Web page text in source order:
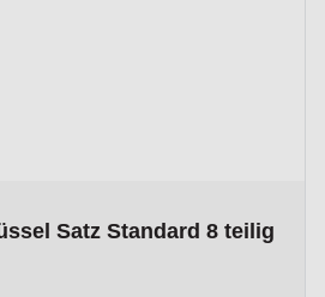
Satz Standard 8 teilig
the options chosen on the product page